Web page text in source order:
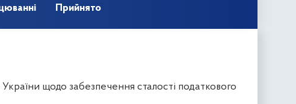
Прийнято
щодо забезпечення сталості податкового